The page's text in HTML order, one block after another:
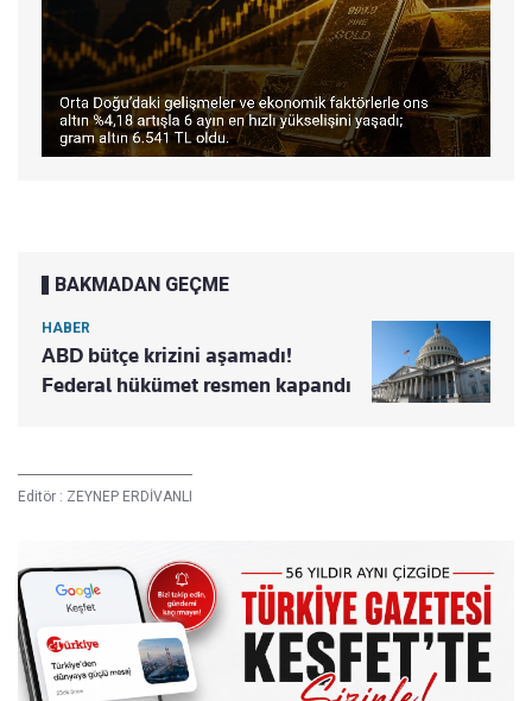
BAKMADAN GEÇME
HABER
ABD bütçe krizini aşamadı!
Federal hükümet resmen kapandı
Editör : ZEYNEP ERDİVANLI